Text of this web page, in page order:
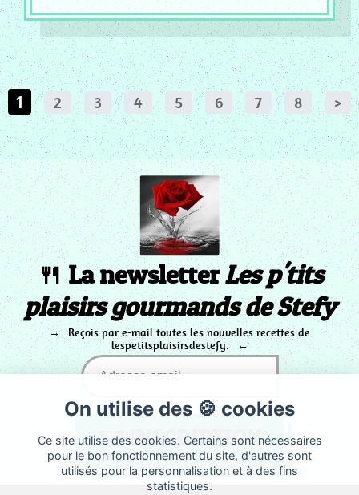
1 2 3 4 5 6 7 8 >
On utilise des 🍪 cookies
Ce site utilise des cookies. Certains sont nécessaires
pour le bon fonctionnement du site, d'autres sont
utilisés pour la personnalisation et à des fins
statistiques.
🍴 La newsletterLes p'tits
plaisirs gourmands de Stefy
Reçois par e-mail toutes les nouvelles recettes de
lespetitsplaisirsdestefy.